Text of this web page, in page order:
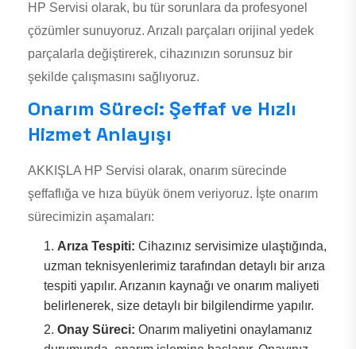
HP Servisi olarak, bu tür sorunlara da profesyonel
çözümler sunuyoruz. Arızalı parçaları orijinal yedek
parçalarla değiştirerek, cihazınızın sorunsuz bir
şekilde çalışmasını sağlıyoruz.
Onarım Süreci: Şeffaf ve Hızlı
Hizmet Anlayışı
AKKIŞLA HP Servisi olarak, onarım sürecinde
şeffaflığa ve hıza büyük önem veriyoruz. İşte onarım
sürecimizin aşamaları:
Arıza Tespiti: Cihazınız servisimize ulaştığında,
uzman teknisyenlerimiz tarafından detaylı bir arıza
tespiti yapılır. Arızanın kaynağı ve onarım maliyeti
belirlenerek, size detaylı bir bilgilendirme yapılır.
Onay Süreci: Onarım maliyetini onaylamanız